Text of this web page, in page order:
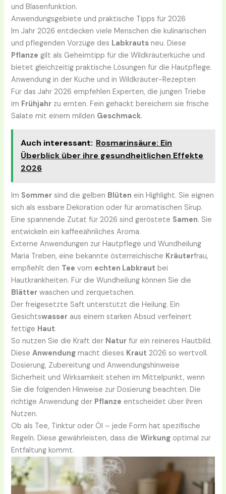
und Blasenfunktion.
Anwendungsgebiete und praktische Tipps für 2026
Im Jahr 2026 entdecken viele Menschen die kulinarischen
und pflegenden Vorzüge des Labkrauts neu. Diese
Pflanze gilt als Geheimtipp für die Wildkräuterküche und
bietet gleichzeitig praktische Lösungen für die Hautpflege.
Anwendung in der Küche und in Wildkräuter-Rezepten
Für das Jahr 2026 empfehlen Experten, die jungen Triebe
im Frühjahr zu ernten. Fein gehackt bereichern sie frische
Salate mit einem milden Geschmack.
Auch interessant: Rosmarinsäure: Ein
Überblick über ihre gesundheitlichen Effekte
2026
Im Sommer sind die gelben Blüten ein Highlight. Sie eignen
sich als essbare Dekoration oder für aromatischen Sirup.
Eine spannende Zutat für 2026 sind geröstete Samen. Sie
entwickeln ein kaffeeähnliches Aroma.
Externe Anwendungen zur Hautpflege und Wundheilung
Maria Treben, eine bekannte österreichische Kräuterfrau,
empfiehlt den Tee vom echten Labkraut bei
Hautkrankheiten. Für die Wundheilung können Sie die
Blätter waschen und zerquetschen.
Der freigesetzte Saft unterstützt die Heilung. Ein
Gesichtswasser aus einem starken Absud verfeinert
fettige Haut.
So nutzen Sie die Kraft der Natur für ein reineres Hautbild.
DieseAnwendung macht dieses Kraut 2026 so wertvoll.
Dosierung, Zubereitung und Anwendungshinweise
Sicherheit und Wirksamkeit stehen im Mittelpunkt, wenn
Sie die folgenden Hinweise zur Dosierung beachten. Die
richtige Anwendung der Pflanze entscheidet über ihren
Nutzen.
Ob als Tee, Tinktur oder Öl – jede Form hat spezifische
Regeln. Diese gewährleisten, dass dieWirkung optimal zur
Entfaltung kommt.